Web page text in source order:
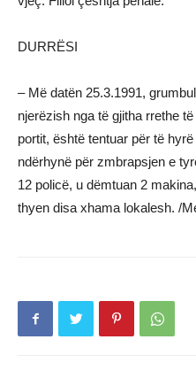
DURRËSI
– Më datën 25.3.1991,
njerëzish nga të gjitha rrethe
portit, është tentuar për të
ndërhynë për zmbrapsjen e
12 policë, u dëmtuan 2
thyen disa xhama lokalesh. /